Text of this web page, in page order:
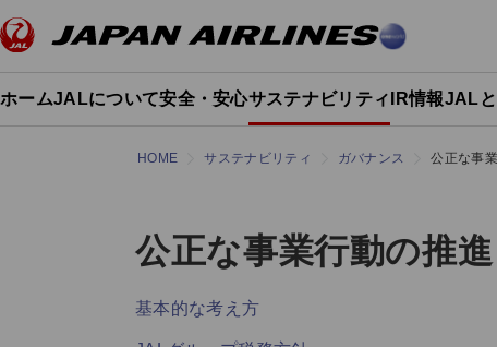
ホームJALについて安全・安心サステナビリティ IR情報JAL
HOME サステナビリティ ガバナンス 公正な事
公正な事業行動の推進
基本的な考え方